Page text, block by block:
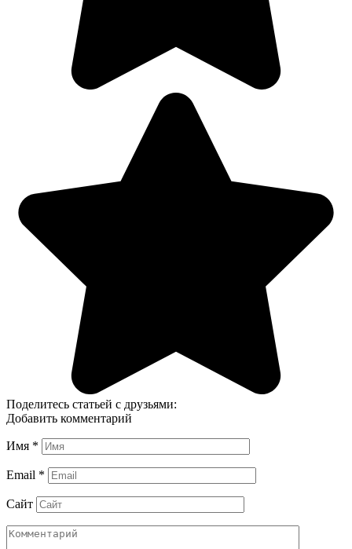
Поделитесь статьей с друзьями:
Добавить комментарий
Имя *
Email *
Сайт